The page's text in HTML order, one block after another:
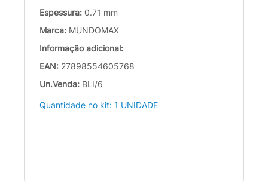
Espessura: 0.71 mm
Marca: MUNDOMAX
Informação adicional:
EAN: 27898554605768
Un.Venda: BLI/6
Quantidade no kit: 1 UNIDADE